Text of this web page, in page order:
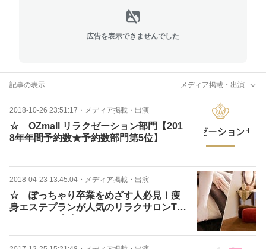
広告を表示できませんでした
記事の表示 メディア掲載・出演
2018-10-26 23:51:17 ・ メディア掲載・出演
☆ OZmall リラクゼーション部門【201
8年年間予約数★予約数部門第5位】
2018-04-23 13:45:04 ・ メディア掲載・出演
☆ ぽっちゃり卒業をめざす人必見！痩
身エステプランが人気のリラクサロンTO